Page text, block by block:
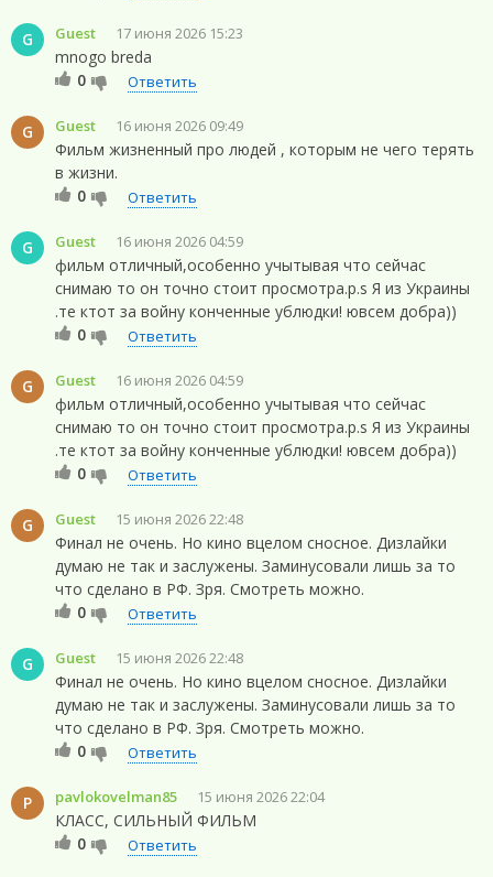
G Guest 17 июня 2026 15:23
mnogo breda
0
Ответить
G Guest 16 июня 2026 09:49
Фильм жизненный про людей , которым не чего терять
в жизни.
0
Ответить
G Guest 16 июня 2026 04:59
фильм отличный,особенно учытывая что сейчас
снимаю то он точно стоит просмотра.p.s Я из Украины
.те ктот за войну конченные ублюдки! ювсем добра))
0
Ответить
G Guest 16 июня 2026 04:59
фильм отличный,особенно учытывая что сейчас
снимаю то он точно стоит просмотра.p.s Я из Украины
.те ктот за войну конченные ублюдки! ювсем добра))
0
Ответить
G Guest 15 июня 2026 22:48
Финал не очень. Но кино вцелом сносное. Дизлайки
думаю не так и заслужены. Заминусовали лишь за то
что сделано в РФ. Зря. Смотреть можно.
0
Ответить
G Guest 15 июня 2026 22:48
Финал не очень. Но кино вцелом сносное. Дизлайки
думаю не так и заслужены. Заминусовали лишь за то
что сделано в РФ. Зря. Смотреть можно.
0
Ответить
P pavlokovelman85 15 июня 2026 22:04
КЛАСС, СИЛЬНЫЙ ФИЛЬМ
0
Ответить